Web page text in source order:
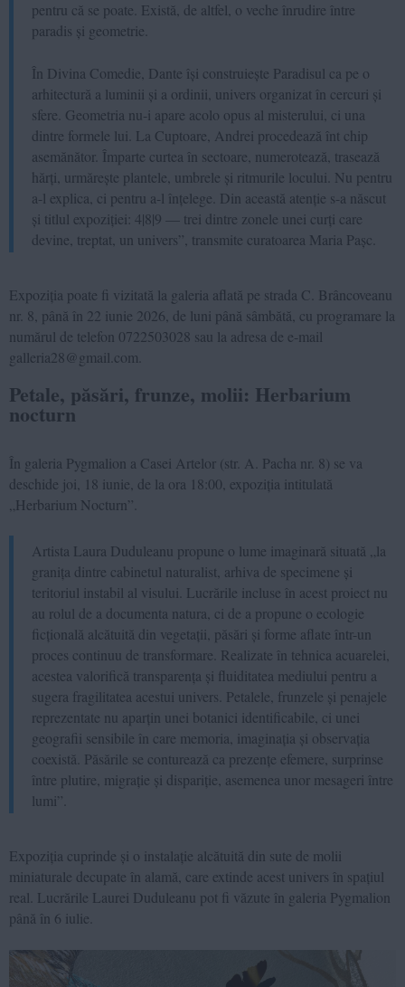
pentru că se poate. Există, de altfel, o veche înrudire între
paradis și geometrie.
În Divina Comedie, Dante își construiește Paradisul ca pe o
arhitectură a luminii și a ordinii, univers organizat în cercuri și
sfere. Geometria nu-i apare acolo opus al misterului, ci una
dintre formele lui. La Cuptoare, Andrei procedează înt chip
asemănător. Împarte curtea în sectoare, numerotează, trasează
hărți, urmărește plantele, umbrele și ritmurile locului. Nu pentru
a-l explica, ci pentru a-l înțelege. Din această atenție s-a născut
și titlul expoziției: 4|8|9 — trei dintre zonele unei curți care
devine, treptat, un univers”, transmite curatoarea Maria Pașc.
Expoziția poate fi vizitată la galeria aflată pe strada C. Brâncoveanu
nr. 8, până în 22 iunie 2026, de luni până sâmbătă, cu programare la
numărul de telefon 0722503028 sau la adresa de e-mail
galleria28@gmail.com.
Petale, păsări, frunze, molii: Herbarium
nocturn
În galeria Pygmalion a Casei Artelor (str. A. Pacha nr. 8) se va
deschide joi, 18 iunie, de la ora 18:00, expoziția intitulată
„Herbarium Nocturn”.
Artista Laura Duduleanu propune o lume imaginară situată „la
granița dintre cabinetul naturalist, arhiva de specimene și
teritoriul instabil al visului. Lucrările incluse în acest proiect nu
au rolul de a documenta natura, ci de a propune o ecologie
ficțională alcătuită din vegetații, păsări și forme aflate într-un
proces continuu de transformare. Realizate în tehnica acuarelei,
acestea valorifică transparența și fluiditatea mediului pentru a
sugera fragilitatea acestui univers. Petalele, frunzele și penajele
reprezentate nu aparțin unei botanici identificabile, ci unei
geografii sensibile în care memoria, imaginația și observația
coexistă. Păsările se conturează ca prezențe efemere, surprinse
între plutire, migrație și dispariție, asemenea unor mesageri între
lumi”.
Expoziția cuprinde și o instalație alcătuită din sute de molii
miniaturale decupate în alamă, care extinde acest univers în spațiul
real. Lucrările Laurei Duduleanu pot fi văzute în galeria Pygmalion
până în 6 iulie.